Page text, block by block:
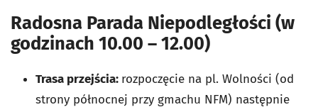
Radosna Parada Niepodległości (w
godzinach 10.00 – 12.00)
Trasa przejścia: rozpoczęcie na pl. Wolności (od
strony północnej przy gmachu NFM) następnie